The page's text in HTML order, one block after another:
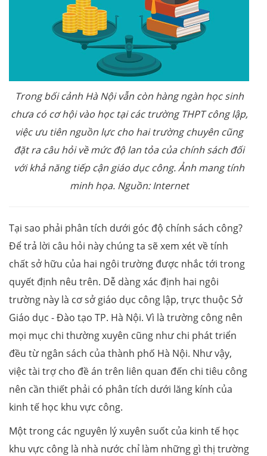
Trong bối cảnh Hà Nội vẫn còn hàng ngàn học sinh
chưa có cơ hội vào học tại các trường THPT công lập,
việc ưu tiên nguồn lực cho hai trường chuyên cũng
đặt ra câu hỏi về mức độ lan tỏa của chính sách đối
với khả năng tiếp cận giáo dục công. Ảnh mang tính
minh họa. Nguồn: Internet
Tại sao phải phân tích dưới góc độ chính sách công?
Để trả lời câu hỏi này chúng ta sẽ xem xét về tính
chất sở hữu của hai ngôi trường được nhắc tới trong
quyết định nêu trên. Dễ dàng xác định hai ngôi
trường này là cơ sở giáo dục công lập, trực thuộc Sở
Giáo dục - Đào tạo TP. Hà Nội. Vì là trường công nên
mọi mục chi thường xuyên cũng như chi phát triển
đều từ ngân sách của thành phố Hà Nội. Như vậy,
việc tài trợ cho đề án trên liên quan đến chi tiêu công
nên cần thiết phải có phân tích dưới lăng kính của
kinh tế học khu vực công.
Một trong các nguyên lý xuyên suốt của kinh tế học
khu vực công là nhà nước chỉ làm những gì thị trường